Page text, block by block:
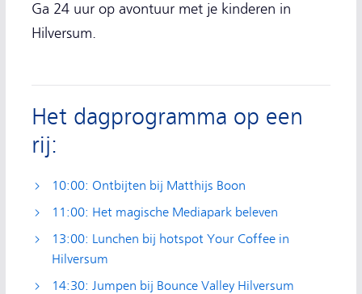
Ga 24 uur op avontuur met je kinderen in
Hilversum.
Het dagprogramma op een
rij:
10:00: Ontbijten bij Matthijs Boon
11:00: Het magische Mediapark beleven
13:00: Lunchen bij hotspot Your Coffee in
Hilversum
14:30: Jumpen bij Bounce Valley Hilversum